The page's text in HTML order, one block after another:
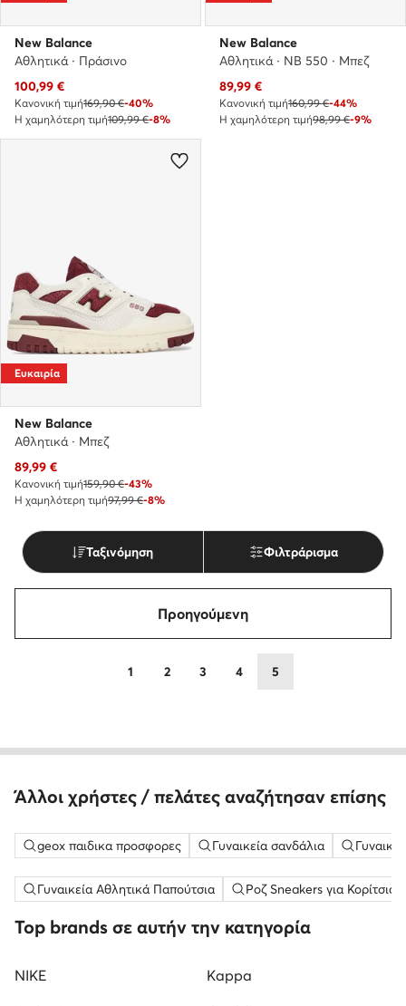
New Balance
Αθλητικά · Πράσινο
Τρέχουσα τιμή
100,99 €
Κανονική τιμή169,90 €-40%
Η χαμηλότερη τιμή109,99 €-8%
New Balance
Αθλητικά · NB 550 · Μπεζ
Τρέχουσα τιμή
89,99 €
Κανονική τιμή160,99 €-44%
Η χαμηλότερη τιμή98,99 €-9%
Ευκαιρία
New Balance
Αθλητικά · Μπεζ
Τρέχουσα τιμή
89,99 €
Κανονική τιμή159,90 €-43%
Η χαμηλότερη τιμή97,99 €-8%
Ταξινόμηση Φιλτράρισμα
Προηγούμενη
1 2 3 4 5
Άλλοι χρήστες / πελάτες αναζήτησαν επίσης
geox παιδικα προσφορες Γυναικεία σανδάλια
Γυναικεία Αθλητικά Παπούτσια Ροζ Sneakers για Κορίτσια
Top brands σε αυτήν την κατηγορία
NIKE Kappa